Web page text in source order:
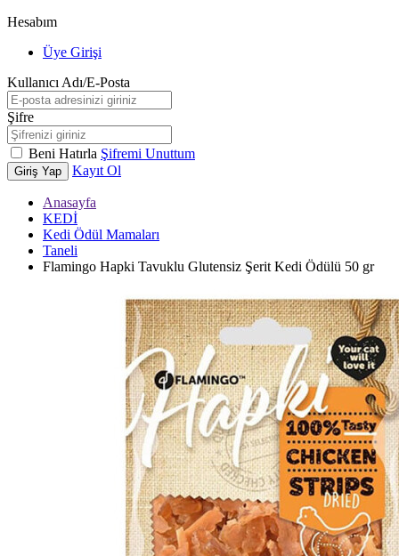
Hesabım
Üye Girişi
Kullanıcı Adı/E-Posta
Şifre
Beni Hatırla Şifremi Unuttum
Giriş Yap Kayıt Ol
Anasayfa
KEDİ
Kedi Ödül Mamaları
Taneli
Flamingo Hapki Tavuklu Glutensiz Şerit Kedi Ödülü 50 gr